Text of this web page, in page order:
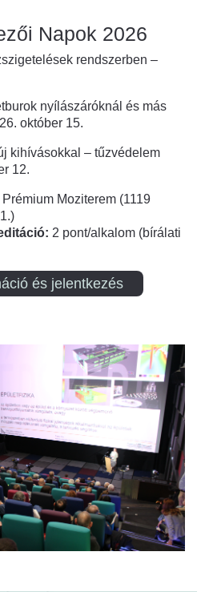
Napok 2026
rendszerben –
nyílászáróknál és más
október 15.
kihívásokkal – tűzvédelem
12.
Moziterem (1119
2 pont/alkalom (bírálati
és jelentkezés